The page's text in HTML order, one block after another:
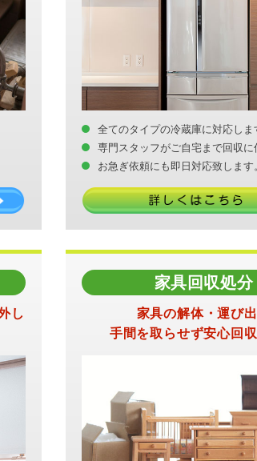
全てのタイプの冷蔵庫に対応しま
専門スタッフがご自宅まで回収に
お急ぎ依頼にも即日対応致します
し
家具回収処分
家具の解体・運び
手間を取らせず安心回